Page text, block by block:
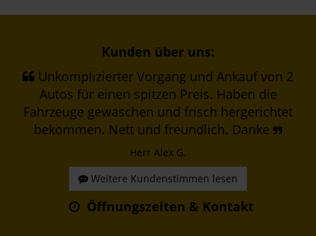
Kunden über uns:
Unkomplizierter Vorgang und Ankauf von 2
Autos für einen spitzen Preis. Haben die
Fahrzeuge gewaschen und frisch hergerichtet
bekommen. Nett und freundlich. Danke
Herr Alex G.
Weitere Kundenstimmen lesen
Öffnungszeiten & Kontakt